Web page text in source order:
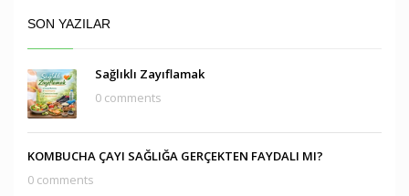
SON YAZILAR
Sağlıklı Zayıflamak
0 comments
KOMBUCHA ÇAYI SAĞLIĞA GERÇEKTEN FAYDALI MI?
0 comments